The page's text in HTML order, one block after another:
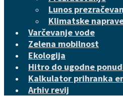
Lunos
Klimatske
Varčevanje vode
Zelena mobilnost
Ekologija
Hitro do ugodne
Kalkulator prihranka
Arhiv revij